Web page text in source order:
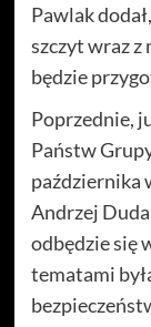
Pawlak
szczyt wraz z
będzie
Poprzednie,
Państw
października
Andrzej
odbędzie się
tematami